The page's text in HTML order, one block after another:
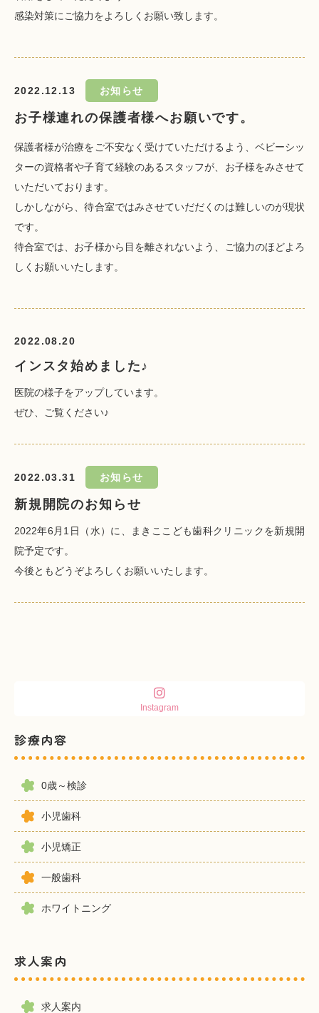
感染対策にご協力をよろしくお願い致します。
2022.12.13 お知らせ
お子様連れの保護者様へお願いです。
保護者様が治療をご不安なく受けていただけるよう、ベビーシッ
ターの資格者や子育て経験のあるスタッフが、お子様をみさせて
いただいております。
しかしながら、待合室ではみさせていだだくのは難しいのが現状
です。
待合室では、お子様から目を離されないよう、ご協力のほどよろ
しくお願いいたします。
2022.08.20
インスタ始めました♪
医院の様子をアップしています。
ぜひ、ご覧ください♪
2022.03.31 お知らせ
新規開院のお知らせ
2022年6月1日（水）に、まきここども歯科クリニックを新規開
院予定です。
今後ともどうぞよろしくお願いいたします。
Instagram
診療内容
0歳～検診
小児歯科
小児矯正
一般歯科
ホワイトニング
求人案内
求人案内